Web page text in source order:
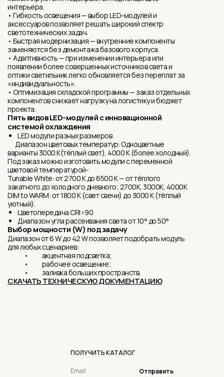
интерьера.
• Гибкость освещения — выбор LED-модулей и
аксессуаров позволяет решать широкий спектр
светотехнических задач.
• Быстрая модернизация — внутренние компоненты
заменяются без демонтажа базового корпуса.
• Адаптивность — при изменении интерьера или
появлении более совершенных источников света и
оптики светильник легко обновляется без переплат за
«индивидуальность».
• Оптимизация складской программы — заказ отдельных
компонентов снижает нагрузку на логистику и бюджет
проекта.
Пять видов LED-модулей с инновационной
системой охлаждения
LED модули разных размеров
Диапазон цветовых температур: Одноцветные
варианты 3000 K(тёплый свет), 4000 K (более холодный).
Под заказ можно изготовить модули с переменной
цветовой температурой-
Tunable White: от 2700 K до 6500 K — от тёплого
закатного до холодного дневного; 2700K, 3000K, 4000K
DIM to WARM: от 1800 K (свет свечи) до 3000 K (тёплый
уютный).
Цветопередача CRI>90
Диапазон угла рассеивания света от 10° до 50°
Выбор мощности (W) под задачу
Диапазон от 6 W до 42 W позволяет подобрать модуль
для любых сценариев:
• акцентная подсветка;
• рабочее освещение;
• заливка больших пространств.
СКАЧАТЬ ТЕХНИЧЕСКУЮ ДОКУМЕНТАЦИЮ
ПОЛУЧИТЬ КАТАЛОГ
Отправить